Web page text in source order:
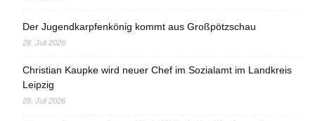
Der Jugendkarpfenkönig kommt aus Großpötzschau
28. Juli 2026
Christian Kaupke wird neuer Chef im Sozialamt im Landkreis
Leipzig
28. Juli 2026